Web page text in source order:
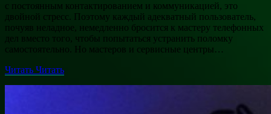
с постоянным контактированием и коммуникацией, это
двойной стресс. Поэтому каждый адекватный пользователь,
почуяв неладное, немедленно бросится к мастеру телефонных
дел вместо того, чтобы попытаться устранить поломку
самостоятельно. Но мастеров и сервисные центры…
Читать Читать